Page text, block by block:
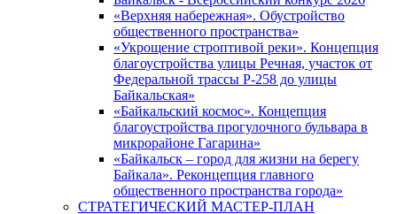
«Верхняя набережная». Обустройство
общественного пространства»
«Укрощение строптивой реки». Концепция
благоустройства улицы Речная, участок от
Федеральной трассы Р-258 до улицы
Байкальская»
«Байкальский космос». Концепция
благоустройства прогулочного бульвара в
микрорайоне Гагарина»
«Байкальск – город для жизни на берегу
Байкала». Реконцепция главного
общественного пространства города»
СТРАТЕГИЧЕСКИЙ МАСТЕР-ПЛАН